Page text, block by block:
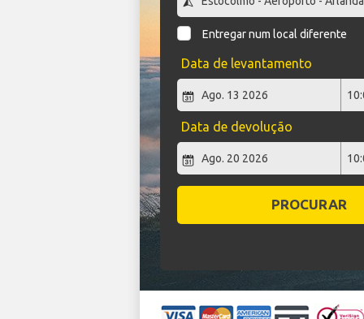
Entregar num local diferente
Data de levantamento
Data de devolução
PROCURAR